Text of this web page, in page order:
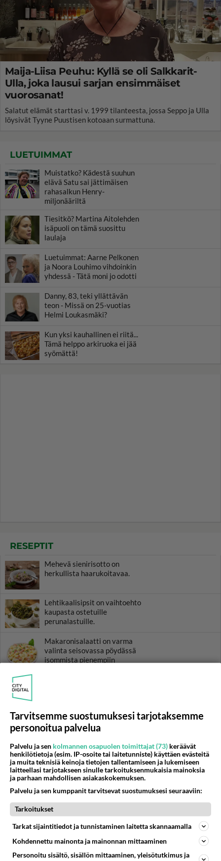
Maija-Liisa Peuhu: Kyllä se oli Salkkarit-
Ulla, joka lausui sarjan ensimmäiset
vuorosanat!
Salatut elämät starttasi v. 1999 tilanteesta, jossa Seppo ja Ulla
löysivät Tyyne Puustisen kotoaan surmattuna.
LUETUIMMAT
Muistatko? Kädestä suuhun
elävä Satu sai jättimäisen
rahasalkun Henry-
miljonääriltä
Tiesitkö? Martina Aitolehden
isäpuoli on tämä suosittu
laulaja
Luetuimmat: Aarne Pelkonen
ja Noora Louhimo vihdoinkin
yhdessä - Tätä moni jo odotti
Danny, 83, teki yllättävän
teon - Missä on 25-vuotias
Helmi Loukasmäki?
Kun yksi kauhallinen ei riitä...
Tämä helppo arkiruoka ei jää
syömättä!
RESEPTIT
Mehevä sienirisotto on
herkullista haarukoitavaa.
Lehtikaalisipsit on vaihtoehto
kaupasta ostetuille
perunalastuille.
Makaronisalaatti on varma
valinta seisovassa pöydässä
isommista pienempiin
Mehevä avocadokeitto on
helppo tehdä itse.
HOROSKOOPPI
9.8.2026
Tarvitsemme suostumuksesi tarjotaksemme
personoitua palvelua
Palvelu ja sen kolmannen osapuolen toimittajat (73) keräävät
henkilötietoja (esim. IP-osoite tai laitetunniste) käyttäen evästeitä
ja muita teknisiä keinoja tietojen tallentamiseen ja lukemiseen
laitteellasi tarjotakseen sinulle tarkoituksenmukaisia mainoksia
ja parhaan mahdollisen asiakaskokemuksen.
Palvelu ja sen kumppanit tarvitsevat suostumuksesi seuraaviin:
Tarkoitukset
Tarkat sijaintitiedot ja tunnistaminen laitetta skannaamalla
Kohdennettu mainonta ja mainonnan mittaaminen
Personoitu sisältö, sisällön mittaaminen, yleisötutkimus ja